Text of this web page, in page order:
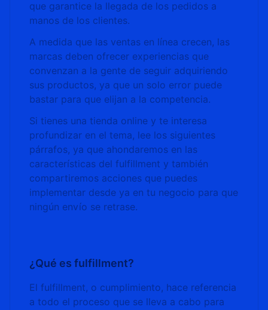
que garantice la llegada de los pedidos a
manos de los clientes.
A medida que las ventas en línea crecen, las
marcas deben ofrecer experiencias que
convenzan a la gente de seguir adquiriendo
sus productos, ya que un solo error puede
bastar para que elijan a la competencia.
Si tienes una tienda online y te interesa
profundizar en el tema, lee los siguientes
párrafos, ya que ahondaremos en las
características del fulfillment y también
compartiremos acciones que puedes
implementar desde ya en tu negocio para que
ningún envío se retrase.
¿Qué es fulfillment?
El fulfillment, o cumplimiento, hace referencia
a todo el proceso que se lleva a cabo para